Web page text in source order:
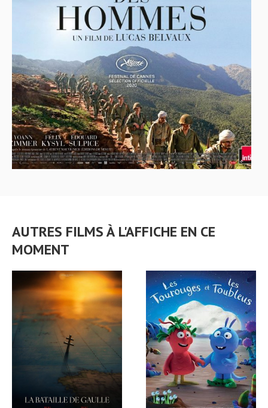
AUTRES FILMS À L'AFFICHE EN CE
MOMENT